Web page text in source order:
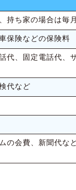
持ち家の場合は毎
保険などの保険料
代、固定電話代、
代など
の会費、新聞代な